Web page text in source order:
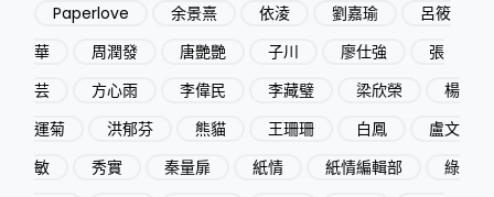
Paperlove 余景熹 依淩 劉嘉瑜
呂筱
華
周潤發 唐艷艷 子川 廖仕強
張
芸
方心雨 李偉民 李藏璧 梁欣榮
楊
運菊
洪郁芬 熊貓 王珊珊 白鳳
盧文
敏
秀實 秦量扉 紙情 紙情編輯部
綠